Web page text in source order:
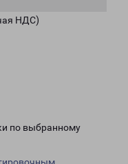
НДС)
по выбранному